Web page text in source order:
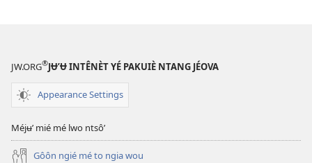
JW.ORG®JɄ’Ʉ INTÊNÈT YÉ PAKUIÈ NTANG JÉOVA
Appearance Settings
Méjʉ’ mié mé lwo ntsô’
Gôôn ngié mé to ngia wou